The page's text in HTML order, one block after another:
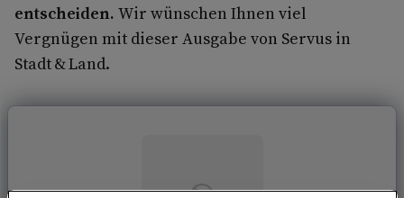
entscheiden. Wir wünschen Ihnen viel
Vergnügen mit dieser Ausgabe von Servus in
Stadt & Land.